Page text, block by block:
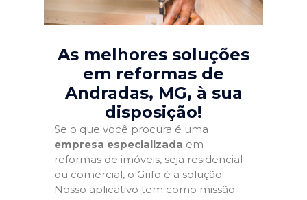
As melhores soluções
em reformas de
Andradas, MG, à sua
disposição!
Se o que você procura é uma
empresa especializada em
reformas de imóveis, seja residencial
ou comercial, o Grifo é a solução!
Nosso aplicativo tem como missão